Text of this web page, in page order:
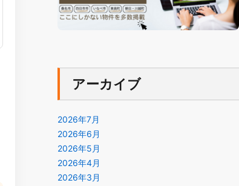
アーカイブ
2026年7月
2026年6月
2026年5月
2026年4月
2026年3月